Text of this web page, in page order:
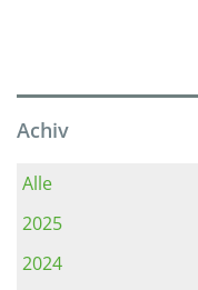
Achiv
Alle
2025
2024